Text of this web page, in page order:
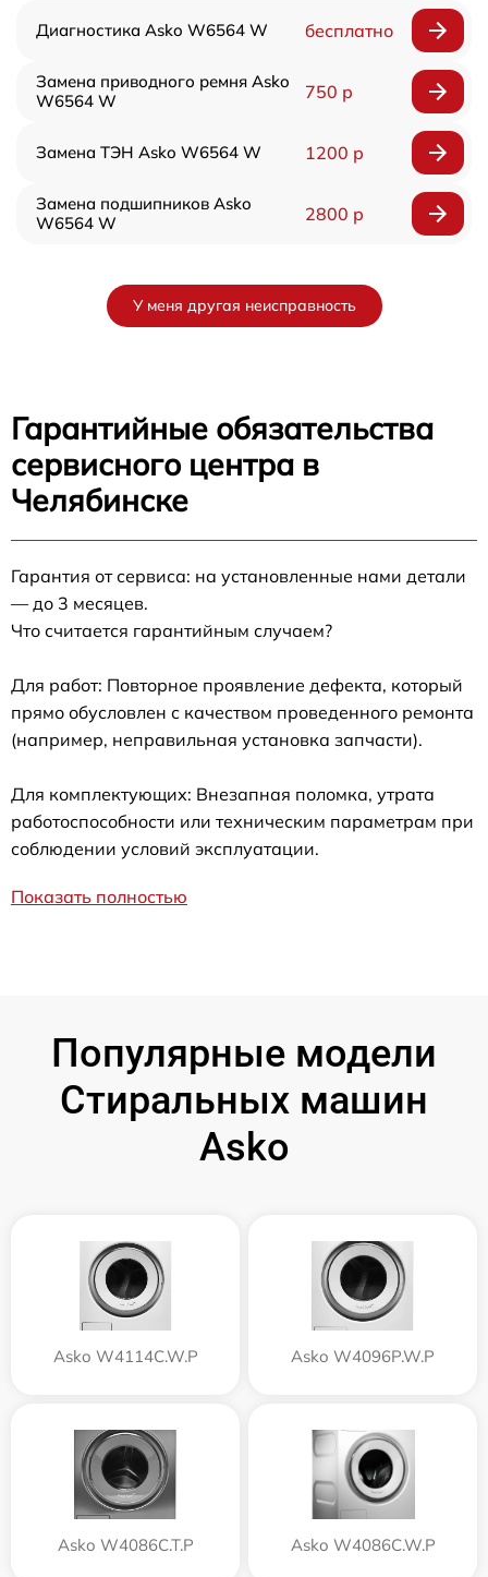
Диагностика Asko W6564 W бесплатно
Замена приводного ремня Asko
W6564 W
750 р
Замена ТЭН Asko W6564 W 1200 р
Замена подшипников Asko
W6564 W
2800 р
У меня другая неисправность
Гарантийные обязательства
сервисного центра в
Челябинске
Гарантия от сервиса: на установленные нами детали
— до 3 месяцев.
Что считается гарантийным случаем?
Для работ: Повторное проявление дефекта, который
прямо обусловлен с качеством проведенного ремонта
(например, неправильная установка запчасти).
Для комплектующих: Внезапная поломка, утрата
работоспособности или техническим параметрам при
соблюдении условий эксплуатации.
Показать полностью
Популярные модели
Стиральных машин
Asko
Asko W4114C.W.P Asko W4096P.W.P
Asko W4086C.T.P Asko W4086C.W.P